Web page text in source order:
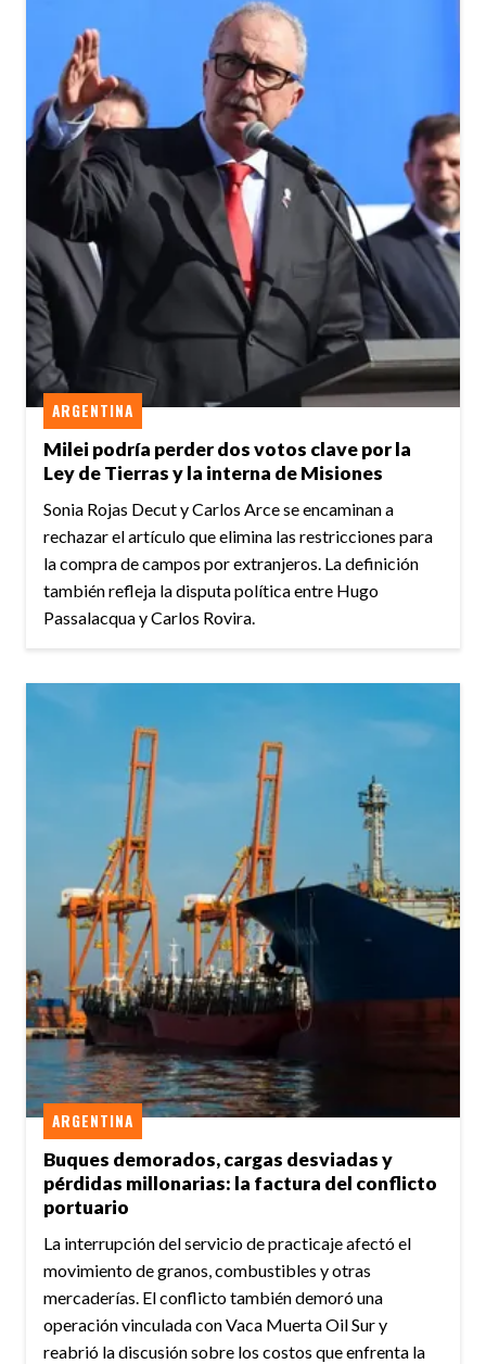
Milei podría perder dos votos clave por la
Ley de Tierras y la interna de Misiones
ARGENTINA
Sonia Rojas Decut y Carlos Arce se encaminan a
rechazar el artículo que elimina las restricciones para
la compra de campos por extranjeros. La definición
también refleja la disputa política entre Hugo
Passalacqua y Carlos Rovira.
Buques demorados, cargas desviadas y
pérdidas millonarias: la factura del conflicto
portuario
ARGENTINA
La interrupción del servicio de practicaje afectó el
movimiento de granos, combustibles y otras
mercaderías. El conflicto también demoró una
operación vinculada con Vaca Muerta Oil Sur y
reabrió la discusión sobre los costos que enfrenta la